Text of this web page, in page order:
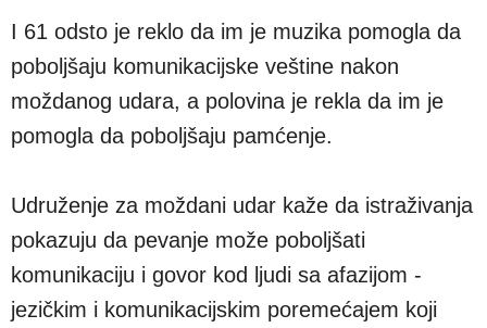
I 61 odsto je reklo da im je muzika pomogla da
poboljšaju komunikacijske veštine nakon
moždanog udara, a polovina je rekla da im je
pomogla da poboljšaju pamćenje.
Udruženje za moždani udar kaže da istraživanja
pokazuju da pevanje može poboljšati
komunikaciju i govor kod ljudi sa afazijom -
jezičkim i komunikacijskim poremećajem koji